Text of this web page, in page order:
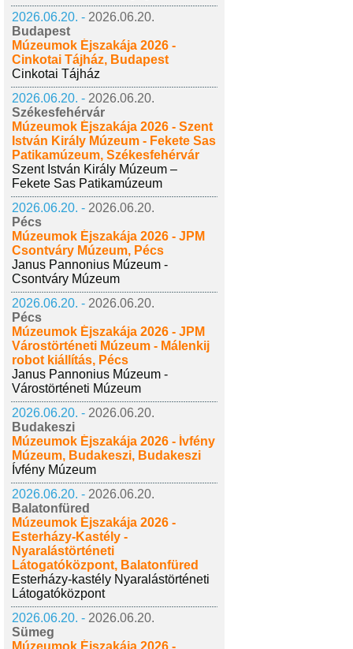
2026.06.20. - 2026.06.20.
Budapest
Múzeumok Éjszakája 2026 -
Cinkotai Tájház, Budapest
Cinkotai Tájház
2026.06.20. - 2026.06.20.
Székesfehérvár
Múzeumok Éjszakája 2026 - Szent
István Király Múzeum - Fekete Sas
Patikamúzeum, Székesfehérvár
Szent István Király Múzeum –
Fekete Sas Patikamúzeum
2026.06.20. - 2026.06.20.
Pécs
Múzeumok Éjszakája 2026 - JPM
Csontváry Múzeum, Pécs
Janus Pannonius Múzeum -
Csontváry Múzeum
2026.06.20. - 2026.06.20.
Pécs
Múzeumok Éjszakája 2026 - JPM
Várostörténeti Múzeum - Málenkij
robot kiállítás, Pécs
Janus Pannonius Múzeum -
Várostörténeti Múzeum
2026.06.20. - 2026.06.20.
Budakeszi
Múzeumok Éjszakája 2026 - Ívfény
Múzeum, Budakeszi, Budakeszi
Ívfény Múzeum
2026.06.20. - 2026.06.20.
Balatonfüred
Múzeumok Éjszakája 2026 -
Esterházy-Kastély -
Nyaralástörténeti
Látogatóközpont, Balatonfüred
Esterházy-kastély Nyaralástörténeti
Látogatóközpont
2026.06.20. - 2026.06.20.
Sümeg
Múzeumok Éjszakája 2026 -